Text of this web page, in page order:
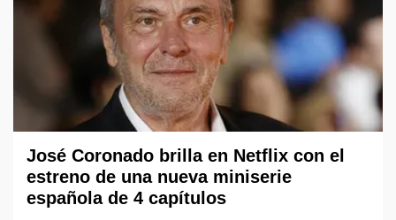
José Coronado brilla en Netflix con el
estreno de una nueva miniserie
española de 4 capítulos